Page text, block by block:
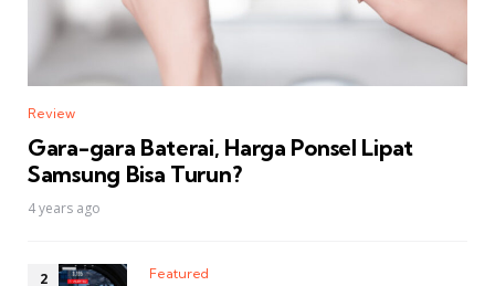
Review
Gara-gara Baterai, Harga Ponsel Lipat
Samsung Bisa Turun?
4 years ago
Featured